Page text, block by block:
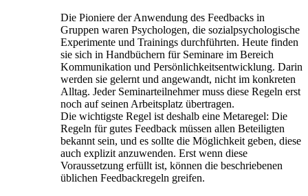
Die Pioniere der Anwendung des Feedbacks in
Gruppen waren Psychologen, die sozialpsychologische
Experimente und Trainings durchführten. Heute finden
sie sich in Handbüchern für Seminare im Bereich
Kommunikation und Persönlichkeitsentwicklung. Darin
werden sie gelernt und angewandt, nicht im konkreten
Alltag. Jeder Seminarteilnehmer muss diese Regeln erst
noch auf seinen Arbeitsplatz übertragen.
Die wichtigste Regel ist deshalb eine Metaregel: Die
Regeln für gutes Feedback müssen allen Beteiligten
bekannt sein, und es sollte die Möglichkeit geben, diese
auch explizit anzuwenden. Erst wenn diese
Voraussetzung erfüllt ist, können die beschriebenen
üblichen Feedbackregeln greifen.